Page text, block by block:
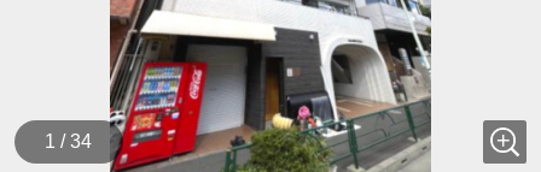
1 / 34